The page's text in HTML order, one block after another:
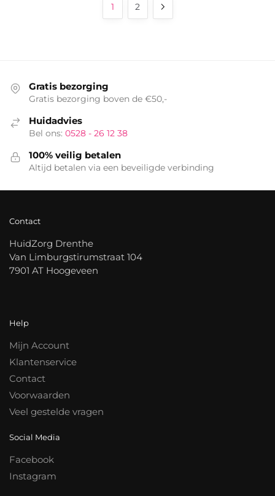
1 2
Gratis bezorging
Gratis bezorging boven de €50,-
Huidadvies
Bel ons: 0528 - 26 12 38
100% veilig betalen
Altijd betalen via een beveiligde verbinding
Contact
HuidZorg Drenthe
Van Limburgstirumstraat 104
7901 AT Hoogeveen
Help
Mijn Account
Klantenservice
Contact
Voorwaarden
Veel gestelde vragen
Social Media
Facebook
Instagram